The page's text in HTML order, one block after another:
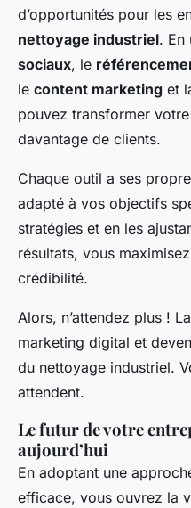
d’opportunités pour les
nettoyage industriel. En
sociaux, le
le content marketing et
pouvez transformer
davantage de clients.
Chaque outil a ses
adapté à vos objectifs
stratégies et en les
résultats, vous
crédibilité.
Alors, n’attendez plus !
marketing digital et
du nettoyage industriel.
attendent.
Le futur de votre
aujourd’hui
En adoptant une
efficace, vous ouvrez la